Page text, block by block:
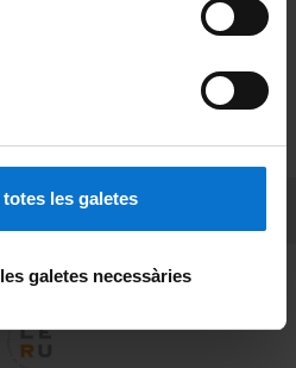
les galetes
galetes necessàries
MENÚ PEU 1
Privacidad y términos
Sobre UBtv
Miembro de la